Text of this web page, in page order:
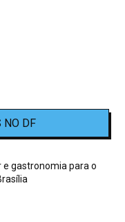
NO DF
e gastronomia para o